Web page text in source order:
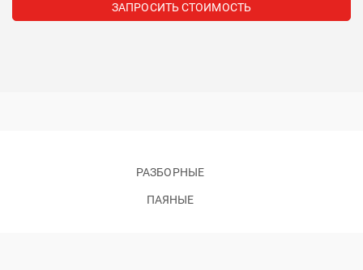
ЗАПРОСИТЬ СТОИМОСТЬ
РАЗБОРНЫЕ
ПАЯНЫЕ